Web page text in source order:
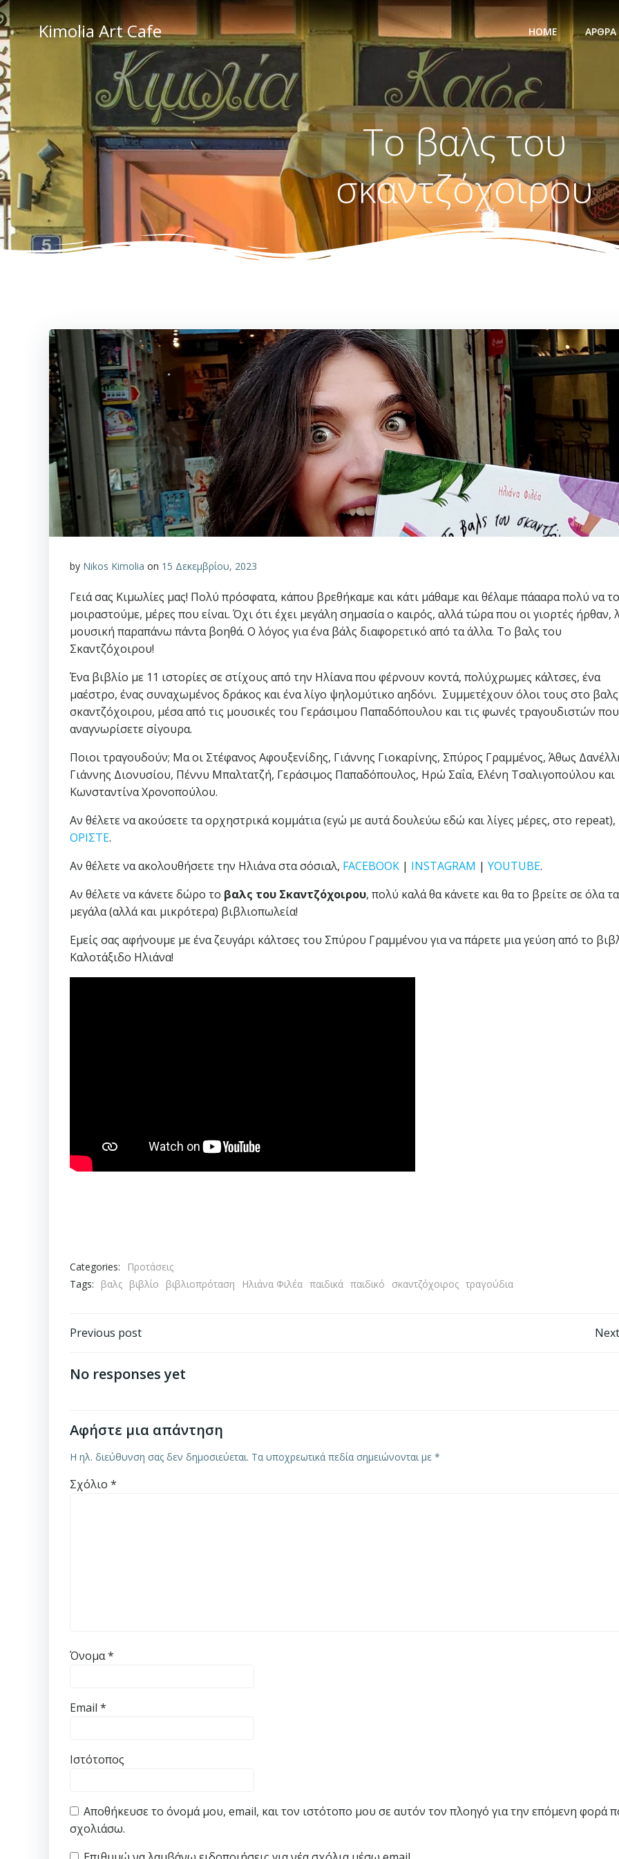
Skip
to
contentKimolia Art Cafe HOME ΆΡΘΡΑ
To βαλς του
σκαντζόχοιρου
by Nikos Kimolia on 15 Δεκεμβρίου, 2023
Γειά σας Κιμωλίες μας! Πολύ πρόσφατα, κάπου βρεθήκαμε και κάτι μάθαμε και θέλαμε πάααρα πολύ να το
μοιραστούμε, μέρες που είναι. Όχι ότι έχει μεγάλη σημασία ο καιρός, αλλά τώρα που οι γιορτές ήρθαν,
μουσική παραπάνω πάντα βοηθά. Ο λόγος για ένα βάλς διαφορετικό από τα άλλα. Το βαλς του
Σκαντζόχοιρου!
Ένα βιβλίο με 11 ιστορίες σε στίχους από την Ηλίανα που φέρνουν κοντά, πολύχρωμες κάλτσες, ένα
μαέστρο, ένας συναχωμένος δράκος και ένα λίγο ψηλομύτικο αηδόνι. Συμμετέχουν όλοι τους στο
σκαντζόχοιρου, μέσα από τις μουσικές του Γεράσιμου Παπαδόπουλου και τις φωνές τραγουδιστών
αναγνωρίσετε σίγουρα.
Ποιοι τραγουδούν; Μα οι Στέφανος Αφουξενίδης, Γιάννης Γιοκαρίνης, Σπύρος Γραμμένος, Άθως
Γιάννης Διονυσίου, Πέννυ Μπαλτατζή, Γεράσιμος Παπαδόπουλος, Ηρώ Σαΐα, Ελένη Τσαλιγοπούλου και
Κωνσταντίνα Χρονοπούλου.
Αν θέλετε να ακούσετε τα ορχηστρικά κομμάτια (εγώ με αυτά δουλεύω εδώ και λίγες μέρες, στο repeat),
ΟΡΙΣΤΕ.
Αν θέλετε να ακολουθήσετε την Ηλιάνα στα σόσιαλ, FACEBOOK | INSTAGRAM | YOUTUBE.
Αν θέλετε να κάνετε δώρο το βαλς του Σκαντζόχοιρου, πολύ καλά θα κάνετε και θα το βρείτε σε όλα τα
μεγάλα (αλλά και μικρότερα) βιβλιοπωλεία!
Εμείς σας αφήνουμε με ένα ζευγάρι κάλτσες του Σπύρου Γραμμένου για να πάρετε μια γεύση από το
Καλοτάξιδο Ηλιάνα!
Categories:
Προτάσεις
Tags:
βαλς βιβλίο βιβλιοπρόταση Ηλιάνα Φιλέα παιδικά παιδικό σκαντζόχοιρος τραγούδια
Post
navigation
Previous post
No responses yet
Αφήστε μια απάντηση
Η ηλ. διεύθυνση σας δεν δημοσιεύεται. Τα υποχρεωτικά πεδία σημειώνονται με *
Σχόλιο *
Όνομα*
Email *
Ιστότοπος
Αποθήκευσε το όνομά μου, email, και τον ιστότοπο μου σε αυτόν τον πλοηγό για την επόμενη φορά
σχολιάσω.